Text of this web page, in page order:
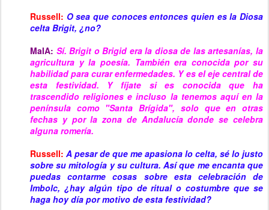
Russell: O sea que conoces entonces quien es la Diosa
celta Brigit, ¿no?
MaIA: Sí. Brigit o Brigid era la diosa de las artesanías, la
agricultura y la poesía. También era conocida por su
habilidad para curar enfermedades. Y es el eje central de
esta festividad. Y fíjate si es conocida que ha
trascendido religiones e incluso la tenemos aquí en la
península como "Santa Brígida", solo que en otras
fechas y por la zona de Andalucía donde se celebra
alguna romería.
Russell: A pesar de que me apasiona lo celta, sé lo justo
sobre su mitología y su cultura. Así que me encanta que
puedas contarme cosas sobre esta celebración de
Imbolc, ¿hay algún tipo de ritual o costumbre que se
haga hoy día por motivo de esta festividad?